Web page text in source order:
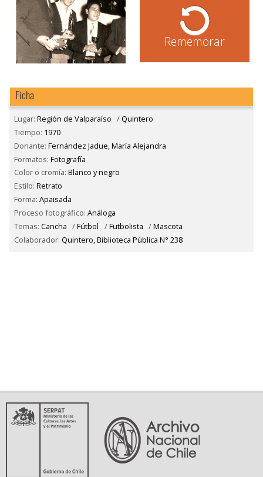
Rememorar
Ficha
Lugar: Región de Valparaíso /Quintero
Tiempo: 1970
Donante: Fernández Jadue, María Alejandra
Formatos: Fotografía
Color o cromía: Blanco y negro
Estilo: Retrato
Forma: Apaisada
Proceso fotográfico: Análoga
Temas: Cancha /Fútbol /Futbolista /Mascota
Colaborador: Quintero, Biblioteca Pública N° 238